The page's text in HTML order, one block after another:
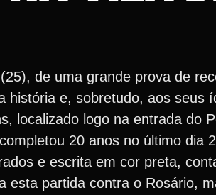
de uma grande prova de
história e, sobretudo, aos seus
localizado logo na entrada do
20 anos no último dia
e escrita em cor preta,
partida contra o Rosário,